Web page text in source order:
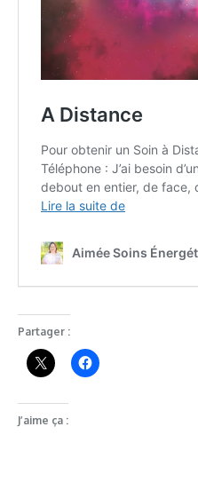
Partager :
J’aime ça :